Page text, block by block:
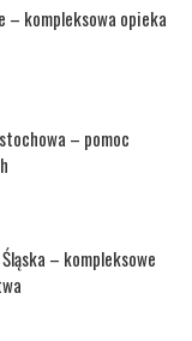
kompleksowa opieka
– pomoc
– kompleksowe